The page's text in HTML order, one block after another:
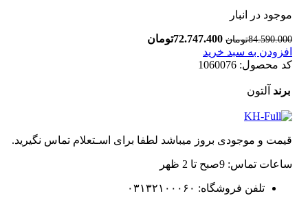
موجود در انبار
84.590.000تومان قیمت اصلی
84.590.000تومان بود.
72.747.400تومان
افزودن به سبد خرید
کد محصول: 1060076
برند آلتون
قیمت و موجودی بروز میباشد لطفا برای اسـتعلام تماس نگیرید.
ساعات تماس: 9صبح تا 2 ظهر
تلفن فروشگاه: ۰۳۱۳۲۱۰۰۰۶۰